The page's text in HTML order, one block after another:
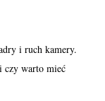
i ruch kamery.
czy warto mieć